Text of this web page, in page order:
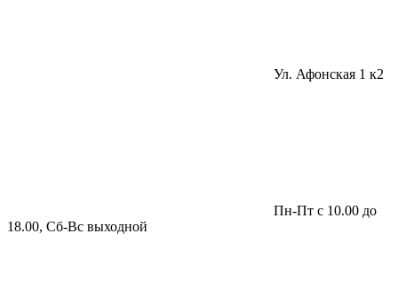
Ул. Афонская 1 к2
Пн-Пт с 10.00 до
18.00, Сб-Вс выходной